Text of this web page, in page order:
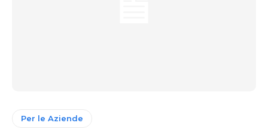
Per le Aziende